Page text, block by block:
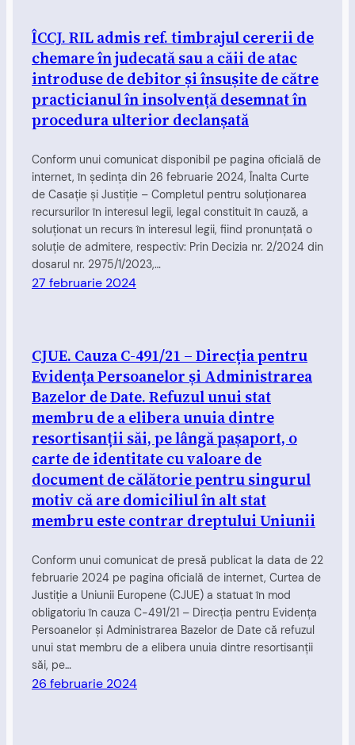
ÎCCJ. RIL admis ref. timbrajul cererii de
chemare în judecată sau a căii de atac
introduse de debitor și însușite de către
practicianul în insolvență desemnat în
procedura ulterior declanșată
Conform unui comunicat disponibil pe pagina oficială de
internet, în şedinţa din 26 februarie 2024, Înalta Curte
de Casaţie şi Justiţie – Completul pentru soluţionarea
recursurilor în interesul legii, legal constituit în cauză, a
soluționat un recurs în interesul legii, fiind pronunțată o
soluție de admitere, respectiv: Prin Decizia nr. 2/2024 din
dosarul nr. 2975/1/2023,…
27 februarie 2024
CJUE. Cauza C-491/21 – Direcția pentru
Evidența Persoanelor și Administrarea
Bazelor de Date. Refuzul unui stat
membru de a elibera unuia dintre
resortisanții săi, pe lângă pașaport, o
carte de identitate cu valoare de
document de călătorie pentru singurul
motiv că are domiciliul în alt stat
membru este contrar dreptului Uniunii
Conform unui comunicat de presă publicat la data de 22
februarie 2024 pe pagina oficială de internet, Curtea de
Justiție a Uniunii Europene (CJUE) a statuat în mod
obligatoriu în cauza C-491/21 – Direcția pentru Evidența
Persoanelor și Administrarea Bazelor de Date că refuzul
unui stat membru de a elibera unuia dintre resortisanții
săi, pe…
26 februarie 2024